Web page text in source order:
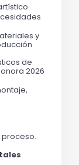
y
de
2026
proceso.